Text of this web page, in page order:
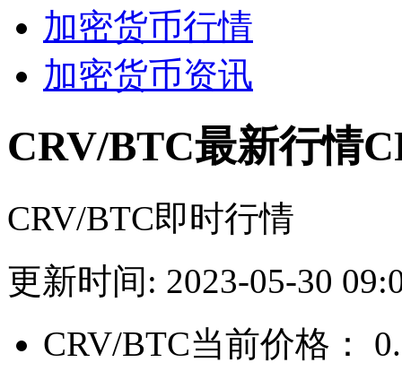
加密货币行情
加密货币资讯
CRV/BTC最新行情
CRV/BTC即时行情
更新时间: 2023-05-30
CRV/BTC当前价格：